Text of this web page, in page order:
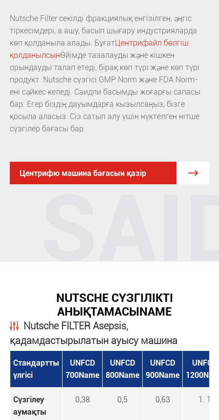
Nutsche Filter секілді фракциялық енгізілген, әңгіс
тіркесімдері, а ашу, басып шығару индустрияларда
көп қолданыла алады. БұғатЦентрифайл бөлгіш
қолданылсынӨйімде тазалауды және кішкен
орындауды талап етеді, бірақ көп түрі және көп түрі
продукт. Nutsche сүзгісі GMP Norm және FDA Norm-
ені сәйкес келеді. Саидли басымды жоғарғы сапасы
бар. Егер біздің дауымдарға кызылсаңыз, бізге
қосыла аласыз. Сіз сатып алу үшін нүктелген нітше
сүзгілер бағасы бар.
Центрифю машина бағасын қазір 
NUTSCHE СҮЗГІЛІКТІ
АНЫҚТАМАСЫNAME
Nutsche FILTER Asepsis,
қадамдастырылатын ауысу машина
Стандартты
үлгісі
UNFCD
700Name
UNFCD
800Name
UNFCD
900Name
UNFCD
Сүзгілеу
аумақты
0,38 0,5 0,63 1. 1